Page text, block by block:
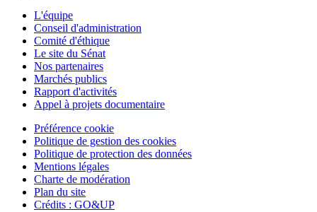
L'équipe
Conseil d'administration
Comité d'éthique
Le site du Sénat
Nos partenaires
Marchés publics
Rapport d'activités
Appel à projets documentaire
Préférence cookie
Politique de gestion des cookies
Politique de protection des données
Mentions légales
Charte de modération
Plan du site
Crédits : GO&UP